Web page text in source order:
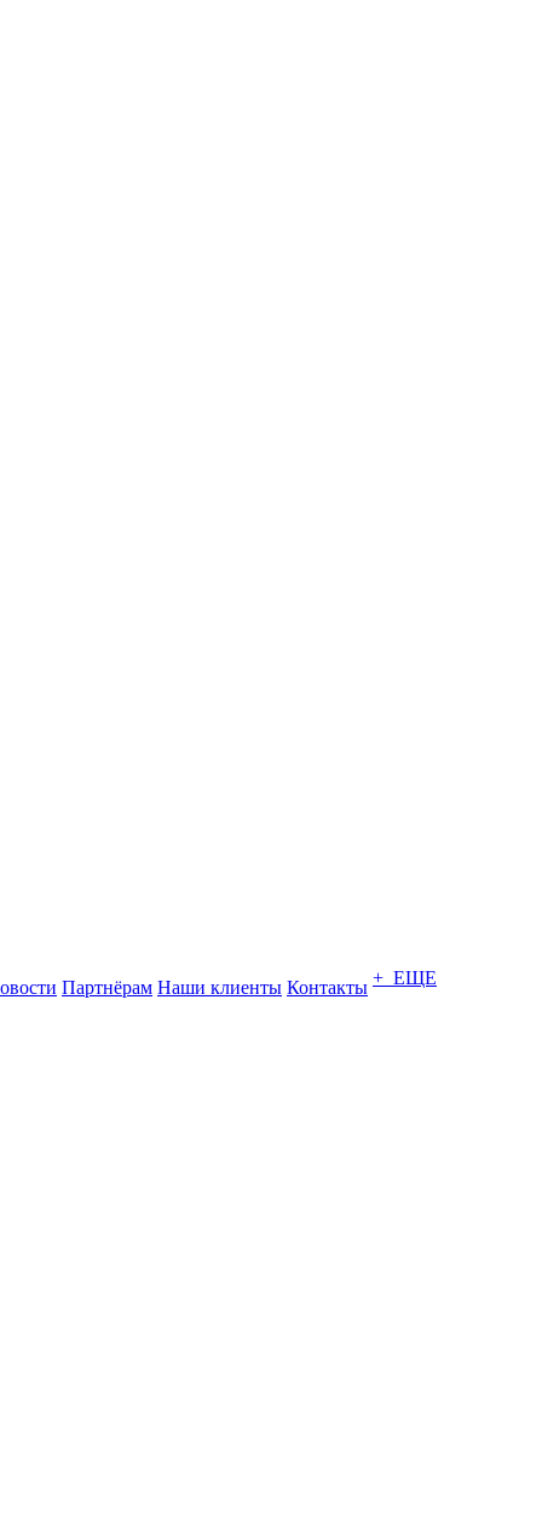
Партнёрам Наши клиенты Контакты + ЕЩЕ